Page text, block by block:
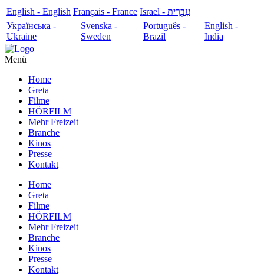
English - English Français - France
עִבְרִית - Israel
Українська -
Ukraine
Svenska -
Sweden
Português -
Brazil
English -
India
Menü
Home
Greta
Filme
HÖRFILM
Mehr Freizeit
Branche
Kinos
Presse
Kontakt
Home
Greta
Filme
HÖRFILM
Mehr Freizeit
Branche
Kinos
Presse
Kontakt